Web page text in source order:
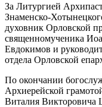
За Литургией
Знаменско-
духовник Орловской
священномученика
Евдокимов и
отдела Орловской
По окончании
Архиерейской
Виталия Викторовича